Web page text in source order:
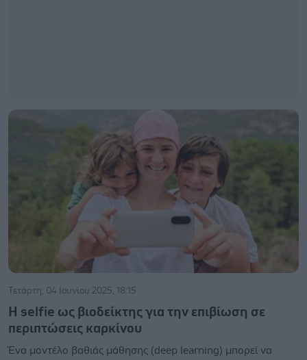
Τετάρτη, 04 Ιουνίου 2025, 18:15
Η selfie ως βιοδείκτης για την επιβίωση σε
περιπτώσεις καρκίνου
Ένα μοντέλο βαθιάς μάθησης (deep learning) μπορεί να